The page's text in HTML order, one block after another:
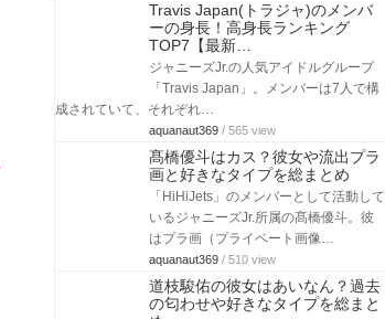
Travis Japan(トラジャ)のメンバ
ーの身長！高身長ランキング
TOP7【最新…
ジャニーズJr.の人気アイドルグループ
「Travis Japan」。メンバーは7人で構
成されていて、それぞれ…
aquanaut369 / 565 view
髙橋優斗はカス？彼女や流出プラ
画と好きなタイプを総まとめ
「HiHiJets」のメンバーとして活動して
いるジャニーズJr.所属の髙橋優斗。彼
はプラ画（プライベート画像…
aquanaut369 / 510 view
道枝駿佑の彼女はあいなん？過去
の匂わせや好きなタイプを総まと